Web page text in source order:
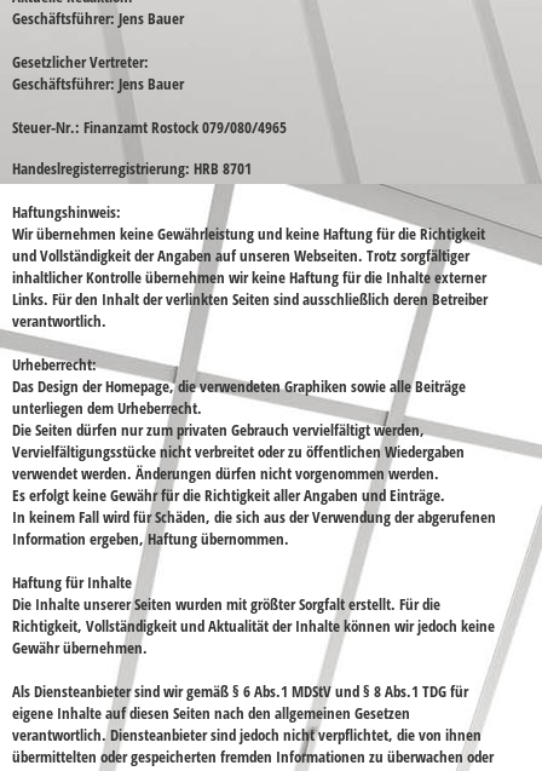
Geschäftsführer: Jens Bauer
Gesetzlicher Vertreter:
Geschäftsführer: Jens Bauer
Steuer-Nr.: Finanzamt Rostock 079/080/4965
Handeslregisterregistrierung: HRB 8701
Haftungshinweis:
Wir übernehmen keine Gewährleistung und keine Haftung für die Richtigkeit
und Vollständigkeit der Angaben auf unseren Webseiten. Trotz sorgfältiger
inhaltlicher Kontrolle übernehmen wir keine Haftung für die Inhalte externer
Links. Für den Inhalt der verlinkten Seiten sind ausschließlich deren Betreiber
verantwortlich.
Urheberrecht:
Das Design der Homepage, die verwendeten Graphiken sowie alle Beiträge
unterliegen dem Urheberrecht.
Die Seiten dürfen nur zum privaten Gebrauch vervielfältigt werden,
Vervielfältigungsstücke nicht verbreitet oder zu öffentlichen Wiedergaben
verwendet werden. Änderungen dürfen nicht vorgenommen werden.
Es erfolgt keine Gewähr für die Richtigkeit aller Angaben und Einträge.
In keinem Fall wird für Schäden, die sich aus der Verwendung der abgerufenen
Information ergeben, Haftung übernommen.
Haftung für Inhalte
Die Inhalte unserer Seiten wurden mit größter Sorgfalt erstellt. Für die
Richtigkeit, Vollständigkeit und Aktualität der Inhalte können wir jedoch keine
Gewähr übernehmen.
Als Diensteanbieter sind wir gemäß § 6 Abs.1 MDStV und § 8 Abs.1 TDG für
eigene Inhalte auf diesen Seiten nach den allgemeinen Gesetzen
verantwortlich. Diensteanbieter sind jedoch nicht verpflichtet, die von ihnen
übermittelten oder gespeicherten fremden Informationen zu überwachen oder